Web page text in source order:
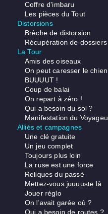
Coffre d'imbaru
Les pièces du Tout
Distorsions
Brèche de distorsion
Récupération de dossiers
La Tour
Amis des oiseaux
On peut caresser le
BUUUUT !
Coup de balai
On repart à zéro !
Qui a besoin du sol ?
Manifestation du
Alliés et campagnes
Une clé gratuite
Un jeu complet
Toujours plus loin
La ruse est une force
Reliques du passé
Mettez-vous juuuuste là
Jouer réglo
On l'avait garée où ?
Qui a besoin de routes ?